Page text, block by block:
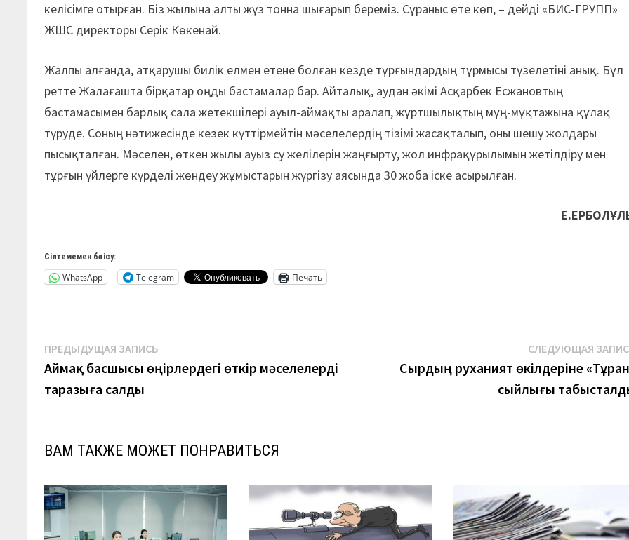
келісімге отырған. Біз жылына алты жүз тонна шығарып береміз. Сұраныс өте көп, – дейді «БИС-ГРУПП»
ЖШС директоры Серік Көкенай.
Жалпы алғанда, атқарушы билік елмен етене болған кезде тұрғындардың тұрмысы түзелетіні анық. Бұл
ретте Жалағашта бірқатар оңды бас­тамалар бар. Айталық, аудан әкімі Асқарбек Есжановтың
бастамасымен барлық сала жетекшілері ауыл-аймақты аралап, жұртшылықтың мұң-мұқтажына құлақ
түруде. Соның нәтижесінде кезек күттірмейтін мәселелердің тізімі жасақталып, оны шешу жолдары
пысықталған. Мәселен, өткен жылы ауыз су желілерін жаңғырту, жол инфрақұрылымын жетілдіру мен
тұрғын үйлерге күрделі жөндеу жұмыстарын жүргізу аясында 30 жоба іске асырылған.
Сілтемемен бөлісу:
WhatsApp Telegram Печать
Навигация
по
записям
ПРЕДЫДУЩАЯ ЗАПИСЬ
запись:
Аймақ басшысы өңірлердегі өткір мәселелерді
таразыға салды
СЛЕДУЮЩАЯ
Сырдың руханият өкілдеріне
сыйлығы
ВАМ ТАКЖЕ МОЖЕТ ПОНРАВИТЬСЯ